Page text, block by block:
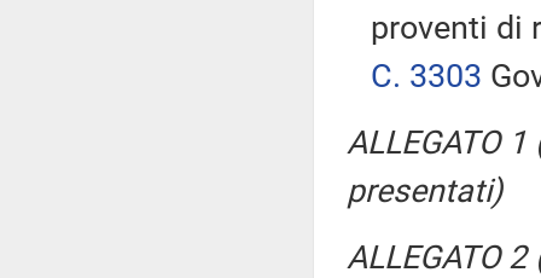
proventi di
C. 3303
ALLEGATO
presentati)
ALLEGATO